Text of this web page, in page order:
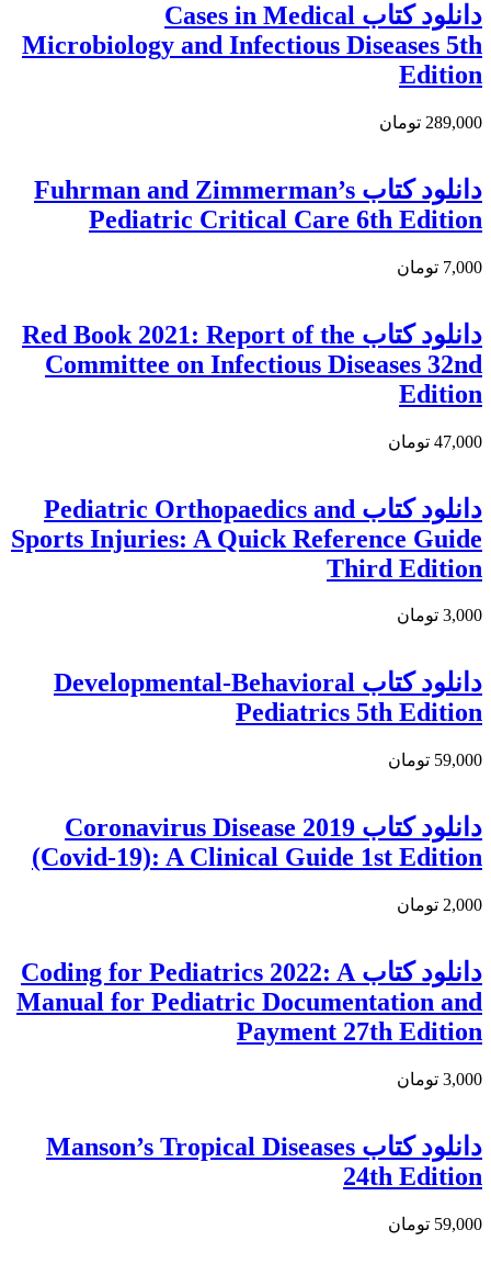
دانلود کتاب Cases in Medical
Microbiology and Infectious Diseases 5th
Edition
289,000 تومان
دانلود كتاب Fuhrman and Zimmerman’s
Pediatric Critical Care 6th Edition
7,000 تومان
دانلود کتاب Red Book 2021: Report of the
Committee on Infectious Diseases 32nd
Edition
47,000 تومان
دانلود کتاب Pediatric Orthopaedics and
Sports Injuries: A Quick Reference Guide
Third Edition
3,000 تومان
دانلود کتاب Developmental-Behavioral
Pediatrics 5th Edition
59,000 تومان
دانلود كتاب Coronavirus Disease 2019
(Covid-19): A Clinical Guide 1st Edition
2,000 تومان
دانلود کتاب Coding for Pediatrics 2022: A
Manual for Pediatric Documentation and
Payment 27th Edition
3,000 تومان
دانلود کتاب Manson’s Tropical Diseases
24th Edition
59,000 تومان